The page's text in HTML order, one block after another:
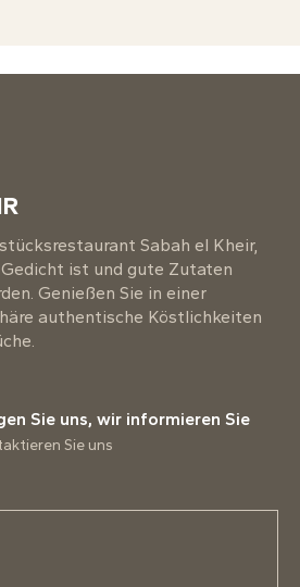
Sabah el Kheir,
ist und gute Zutaten
Genießen Sie in einer
authentische Köstlichkeiten
Sie uns, wir informieren Sie
Sie uns